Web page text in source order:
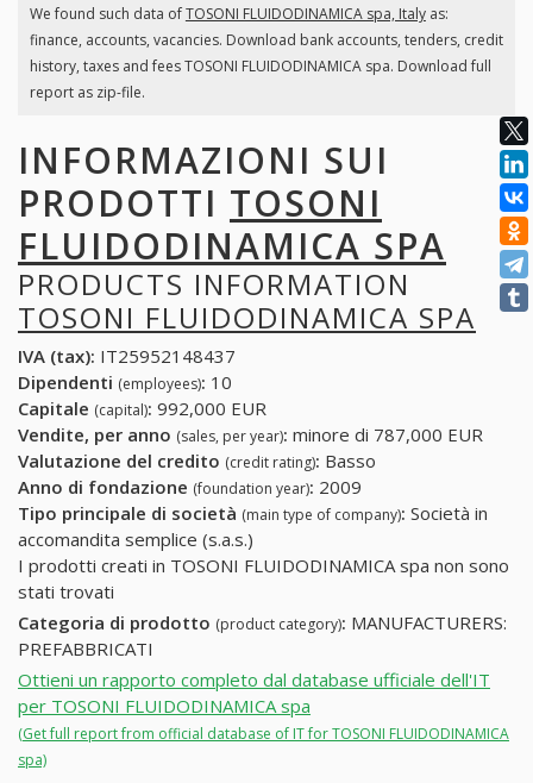
We found such data ofTOSONI FLUIDODINAMICA spa, Italyas:
finance, accounts, vacancies. Download bank accounts, tenders, credit
history, taxes and fees TOSONI FLUIDODINAMICA spa. Download full
report as zip-file.
INFORMAZIONI SUI
PRODOTTI TOSONI
FLUIDODINAMICA SPA
PRODUCTS INFORMATION
TOSONI FLUIDODINAMICA SPA
IVA (tax): IT25952148437
Dipendenti (employees): 10
Capitale (capital): 992,000 EUR
Vendite, per anno (sales, per year): minore di 787,000 EUR
Valutazione del credito (credit rating): Basso
Anno di fondazione (foundation year): 2009
Tipo principale di società (main type of company): Società in
accomandita semplice (s.a.s.)
I prodotti creati in TOSONI FLUIDODINAMICA spa non sono
stati trovati
Categoria di prodotto (product category): MANUFACTURERS:
PREFABBRICATI
Ottieni un rapporto completo dal database ufficiale dell'IT
per TOSONI FLUIDODINAMICA spa
(Get full report from official database of IT for TOSONI FLUIDODINAMICA
spa)